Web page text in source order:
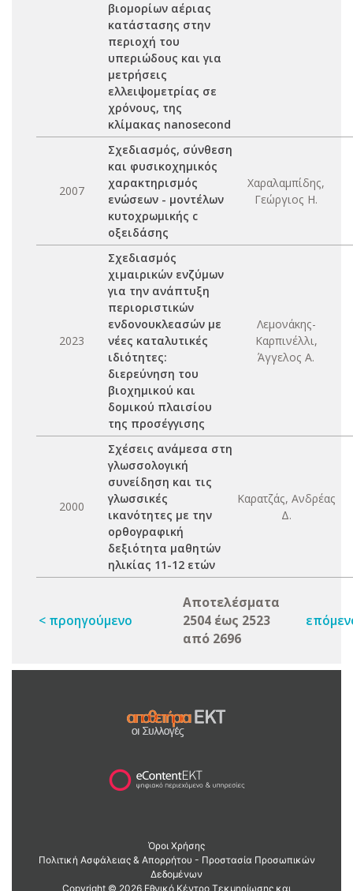
βιομορίων αέριας
κατάστασης στην
περιοχή του
υπεριώδους και για
μετρήσεις
ελλειψομετρίας σε
χρόνους, της
κλίμακας nanosecond
2007
Σχεδιασμός, σύνθεση
και φυσικοχημικός
χαρακτηρισμός
ενώσεων - μοντέλων
κυτοχρωμικής c
οξειδάσης
Χαραλαμπίδης,
Γεώργιος Η.
2023
Σχεδιασμός
χιμαιρικών ενζύμων
για την ανάπτυξη
περιοριστικών
ενδονουκλεασών με
νέες καταλυτικές
ιδιότητες:
διερεύνηση του
βιοχημικού και
δομικού πλαισίου
της προσέγγισης
Λεμονάκης-
Καρπινέλλι,
Άγγελος Α.
2000
Σχέσεις ανάμεσα στη
γλωσσολογική
συνείδηση και τις
γλωσσικές
ικανότητες με την
ορθογραφική
δεξιότητα μαθητών
ηλικίας 11-12 ετών
Καρατζάς, Ανδρέας
Δ.
< προηγούμενο
Αποτελέσματα
2504 έως 2523
από 2696